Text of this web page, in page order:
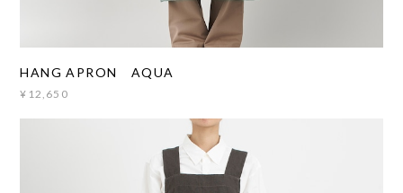
HANG APRON AQUA
¥12,650